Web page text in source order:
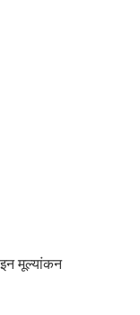
मूल्यांकन